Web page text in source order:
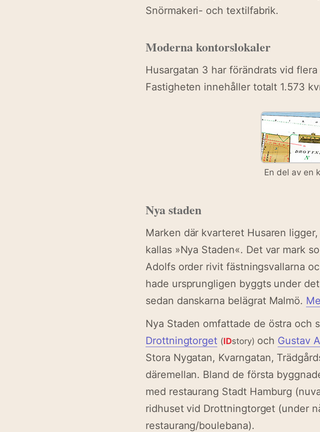
Snörmakeri- och textilfabrik.
Moderna kontorslokaler
Husargatan 3 har förändrats vid
Fastigheten innehåller totalt 1.573
En del av en
Nya staden
Marken där kvarteret Husaren
kallas »Nya Staden«. Det var mark
Adolfs order rivit fästningsvallarna
hade ursprungligen bygg­ts under
sedan danskarna belägrat Malmö.
Nya Staden omfattade de östra och
Drottningtorget (IDstory) och Gustav
Stora Nygatan, Kvarngatan,
däremellan. Bland de första
med restaurang Stadt Hamburg
ridhuset vid Drottningtorget (under
restaurang/boulebana).